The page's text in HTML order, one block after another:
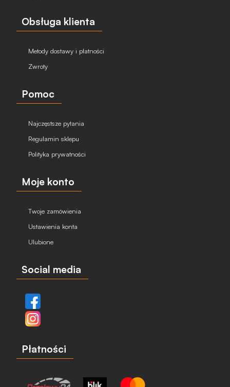
Obsługa klienta
Metody dostawy i płatności
Zwroty
Pomoc
Najczęstsze pytania
Regulamin sklepu
Polityka prywatności
Moje konto
Twoje zamówienia
Ustawienia konta
Ulubione
Social media
Płatności